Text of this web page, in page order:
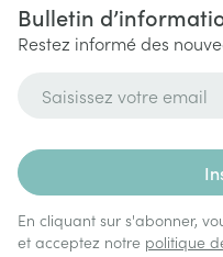
Bulletin
Restez informé des
En cliquant sur s'abonner,
et acceptez notre politique